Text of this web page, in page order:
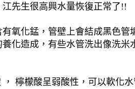
先生很高興水量恢復正常了!!
氧化錳，管壁上會結成黑色
化造成，有些水管洗出像洗
檸檬酸呈弱酸性，可以軟化